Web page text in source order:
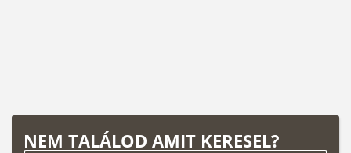
NEM TALÁLOD AMIT KERESEL?